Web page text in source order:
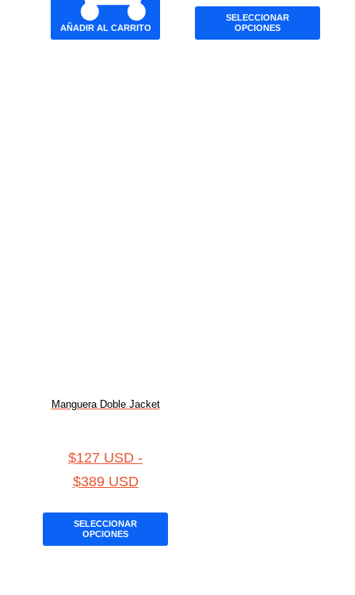
AÑADIR AL CARRITO
SELECCIONAR
OPCIONES
Manguera Doble Jacket
$127 USD -
$389 USD
SELECCIONAR
OPCIONES